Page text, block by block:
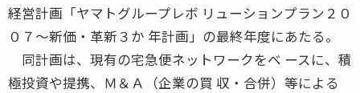
経営計画「ヤマトグループレボ リューションプラン２０
０７〜新価・革新３か 年計画」の最終年度にあたる。
同計画は、現有の宅急便ネットワークをベ ースに、積
極投資や提携、Ｍ＆Ａ（企業の買 収・合併）等による